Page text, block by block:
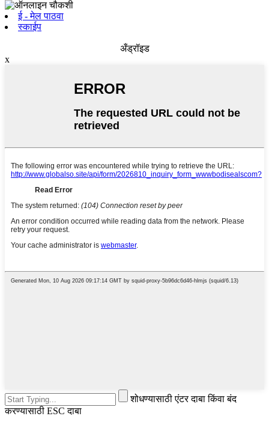
ई - मेल पाठवा
स्काईप
अँड्रॉइड
x
शोधण्यासाठी एंटर दाबा किंवा बंद
करण्यासाठी ESC दाबा